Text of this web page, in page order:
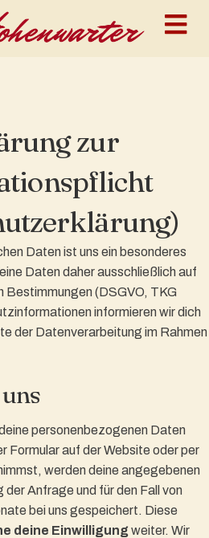
zur
Daten ist uns ein besonderes
Daten daher ausschließlich auf
Bestimmungen (DSGVO, TKG
informieren wir dich
der Datenverarbeitung im Rahmen
personenbezogenen Daten
Formular auf der Website oder per
werden deine angegebenen
Anfrage und für den Fall von
bei uns gespeichert. Diese
deine Einwilligung weiter. Wir